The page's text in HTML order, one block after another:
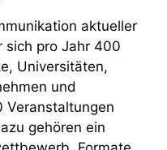
aktueller
sich pro Jahr 400
Universitäten,
und
Veranstaltungen
gehören ein